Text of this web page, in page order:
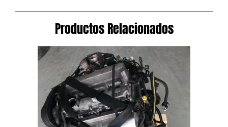
Productos Relacionados